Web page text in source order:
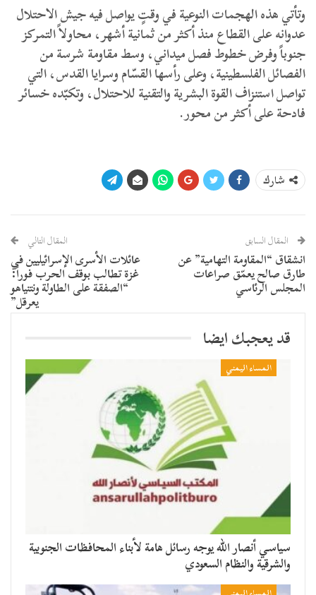
وتأتي هذه الهجمات النوعية في وقتٍ يواصل فيه جيش الاحتلال
عدوانه على القطاع منذ أكثر من ثمانية أشهر، محاولاً التمركز
جنوباً وفرض خطوط فصل ميداني، وسط مقاومة شرسة من
الفصائل الفلسطينية، وعلى رأسها القسّام وسرايا القدس، التي
تواصل استنزاف القوة البشرية والتقنية للاحتلال، وتكبّده خسائر
فادحة على أكثر من محور.
شارك
المقال السابق
انشقاق “المقاومة التهامية” عن
طارق صالح يعمّق صراعات
المجلس الرئاسي
المقال التالي
عائلات الأسرى الإسرائيليين في
غزة تطالب بوقف الحرب فوراً:
“الصفقة على الطاولة ونتنياهو
يعرقل”
قد يعجبك ايضا
المساء اليمني
سياسي أنصار الله يوجه رسائل هامة لأبناء المحافظات الجنوبية
والشرقية والنظام السعودي